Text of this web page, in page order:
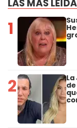
LAS MÁS
1
2